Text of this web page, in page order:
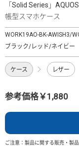
「Solid Series」
帳型スマホケース
WORK19AO-BK-AWISH3/
ブラック/レッド/ネイビー
ケース レザー
参考価格￥1,880
ご注意：製品に関する販売・製